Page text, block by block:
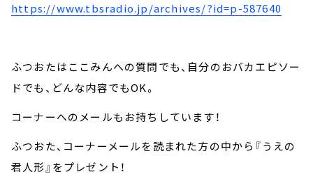
https://www.tbsradio.jp/archives/?id=p-587640
ふつおたはここみんへの質問でも、自分のおバカエピソー
ドでも、どんな内容でもOK。
コーナーへのメールもお持ちしています！
ふつおた、コーナーメールを読まれた方の中から『うえの
君人形』をプレゼント！